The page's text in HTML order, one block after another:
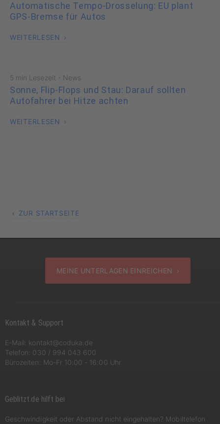
Automatische Tempo-Drosselung: EU plant
GPS-Bremse für Autos
WEITERLESEN
5 min Lesezeit · News
Sonne, Flip-Flops und Stau: Darauf sollten
Autofahrer bei Hitze achten
WEITERLESEN
ZUR STARTSEITE
MEINE UNTERLAGEN EINREICHEN ›
Kontakt & Support
E-Mail: kontakt@coduka.de
Telefon: 030 / 994 043 600
Bürozeiten: Mo-Fr 10:00 - 16:00 Uhr
Geblitzt.de hilft bei
Geschwindigkeit oder Abstand nicht eingehalten? Mobiltelefon